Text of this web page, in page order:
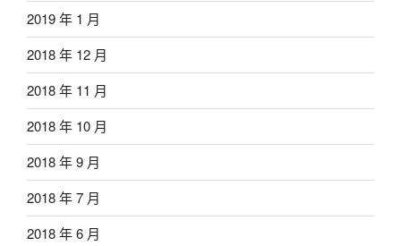
2019 年 1 月
2018 年 12 月
2018 年 11 月
2018 年 10 月
2018 年 9 月
2018 年 7 月
2018 年 6 月